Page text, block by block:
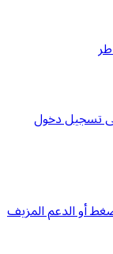
تسجيل دخول
أو الدعم المزيف